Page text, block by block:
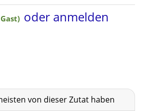
von dieser Zutat haben